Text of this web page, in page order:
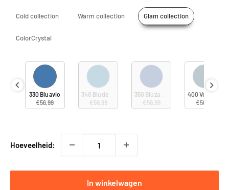
Cold collection Warm collection Glam collection
ColorCrystal
330 Blu avio
€56,99
340 Blu denim
€56,99
350 Blu zaffiro
€56,99
400 Verde
€56,99
Hoeveelheid:
In winkelwagen